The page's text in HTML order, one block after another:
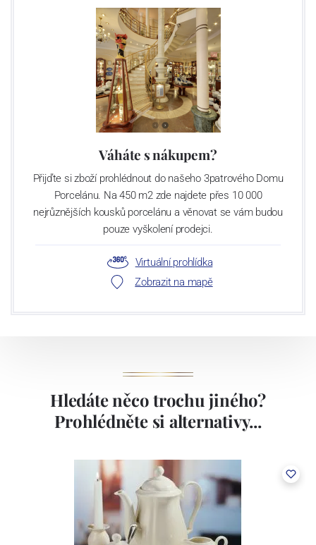
Váháte s nákupem?
Přijďte si zboží prohlédnout do našeho 3patrového Domu
Porcelánu. Na 450 m2 zde najdete přes 10 000
nejrůznějších kousků porcelánu a věnovat se vám budou
pouze vyškolení prodejci.
Virtuální prohlídka
Zobrazit na mapě
Hledáte něco trochu jiného?
Prohlédněte si alternativy...